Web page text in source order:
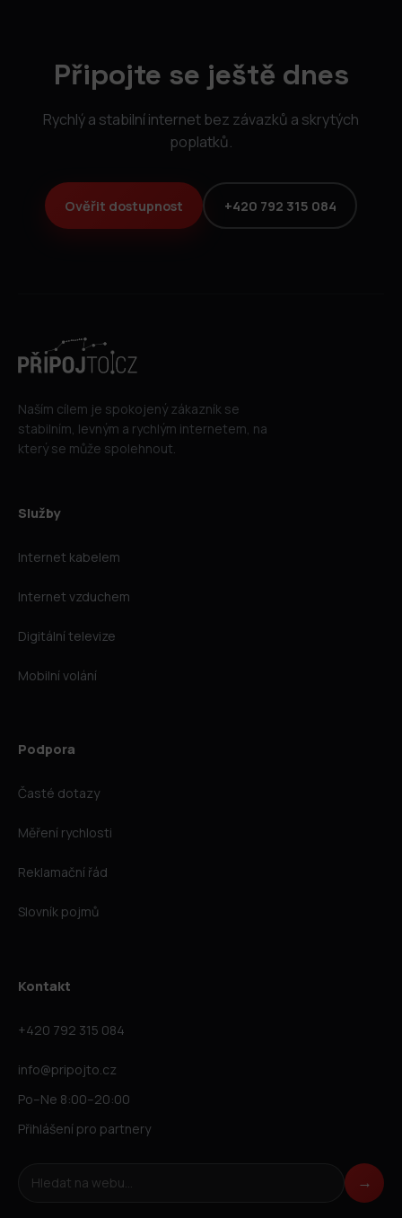
Připojte se ještě dnes
Rychlý a stabilní internet bez závazků a skrytých
poplatků.
Ověřit dostupnost +420 792 315 084
Naším cílem je spokojený zákazník se
stabilním, levným a rychlým internetem, na
který se může spolehnout.
Služby
Internet kabelem
Internet vzduchem
Digitální televize
Mobilní volání
Podpora
Časté dotazy
Měření rychlosti
Reklamační řád
Slovník pojmů
Kontakt
+420 792 315 084
info@pripojto.cz
Po–Ne 8:00–20:00
Přihlášení pro partnery
Hledat na webu →